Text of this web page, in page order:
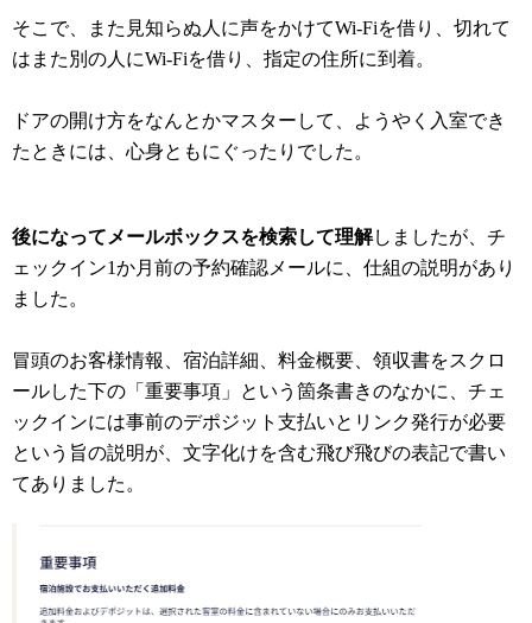
そこで、また見知らぬ人に声をかけてWi-Fiを借り、切れて
はまた別の人にWi-Fiを借り、指定の住所に到着。
ドアの開け方をなんとかマスターして、ようやく入室でき
たときには、心身ともにぐったりでした。
後になってメールボックスを検索して理解しましたが、チ
ェックイン1か月前の予約確認メールに、仕組の説明があり
ました。
冒頭のお客様情報、宿泊詳細、料金概要、領収書をスクロ
ールした下の「重要事項」という箇条書きのなかに、チェ
ックインには事前のデポジット支払いとリンク発行が必要
という旨の説明が、文字化けを含む飛び飛びの表記で書い
てありました。